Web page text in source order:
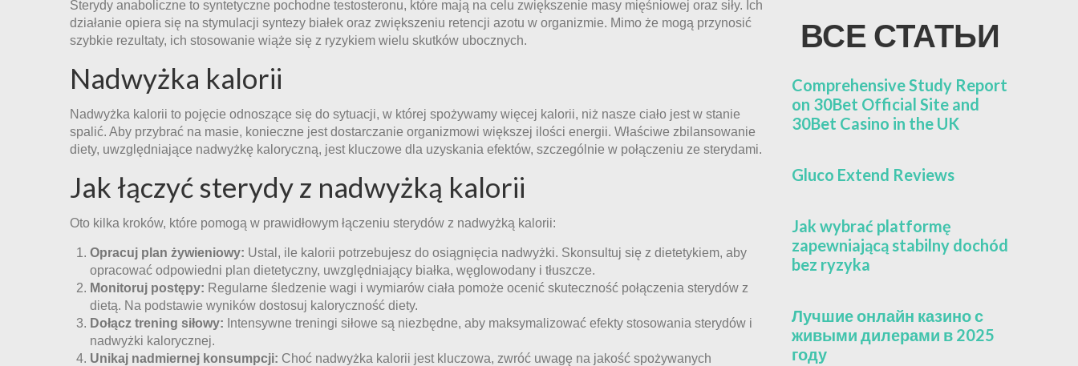
Sterydy anaboliczne to syntetyczne pochodne testosteronu, które mają na celu zwiększenie masy mięśniowej oraz siły. Ich
działanie opiera się na stymulacji syntezy białek oraz zwiększeniu retencji azotu w organizmie. Mimo że mogą przynosić
szybkie rezultaty, ich stosowanie wiąże się z ryzykiem wielu skutków ubocznych.
Nadwyżka kalorii
Nadwyżka kalorii to pojęcie odnoszące się do sytuacji, w której spożywamy więcej kalorii, niż nasze ciało jest w stanie
spalić. Aby przybrać na masie, konieczne jest dostarczanie organizmowi większej ilości energii. Właściwe zbilansowanie
diety, uwzględniające nadwyżkę kaloryczną, jest kluczowe dla uzyskania efektów, szczególnie w połączeniu ze sterydami.
Jak łączyć sterydy z nadwyżką kalorii
Oto kilka kroków, które pomogą w prawidłowym łączeniu sterydów z nadwyżką kalorii:
Opracuj plan żywieniowy: Ustal, ile kalorii potrzebujesz do osiągnięcia nadwyżki. Skonsultuj się z dietetykiem, aby
opracować odpowiedni plan dietetyczny, uwzględniający białka, węglowodany i tłuszcze.
Monitoruj postępy: Regularne śledzenie wagi i wymiarów ciała pomoże ocenić skuteczność połączenia sterydów z
dietą. Na podstawie wyników dostosuj kaloryczność diety.
Dołącz trening siłowy: Intensywne treningi siłowe są niezbędne, aby maksymalizować efekty stosowania sterydów i
nadwyżki kalorycznej.
Unikaj nadmiernej konsumpcji: Choć nadwyżka kalorii jest kluczowa, zwróć uwagę na jakość spożywanych
ВСЕ СТАТЬИ
Comprehensive Study Report
on 30Bet Official Site and
30Bet Casino in the UK
Gluco Extend Reviews
Jak wybrać platformę
zapewniającą stabilny dochód
bez ryzyka
Лучшие онлайн казино с
живыми дилерами в 2025
году